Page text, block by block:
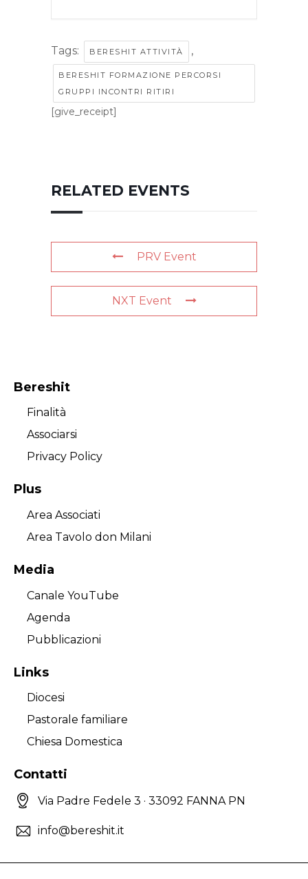
Tags: BERESHIT ATTIVITÀ ,
BERESHIT FORMAZIONE PERCORSI
GRUPPI INCONTRI RITIRI
[give_receipt]
RELATED EVENTS
PRV Event
NXT Event
Bereshit
Finalità
Associarsi
Privacy Policy
Plus
Area Associati
Area Tavolo don Milani
Media
Canale YouTube
Agenda
Pubblicazioni
Links
Diocesi
Pastorale familiare
Chiesa Domestica
Contatti
Via Padre Fedele 3 · 33092 FANNA PN
info@bereshit.it